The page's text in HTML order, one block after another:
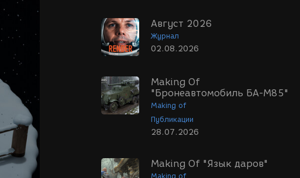
Август 2026
Журнал
02.08.2026
Making Of
"Бронеавтомобиль БА-М85"
Making of
Публикации
28.07.2026
Making Of "Язык даров"
Making of